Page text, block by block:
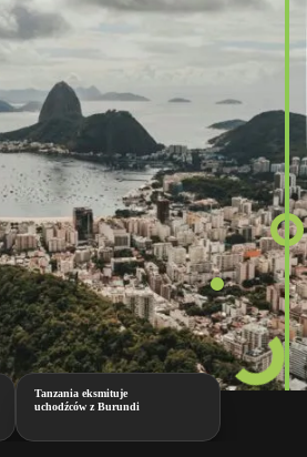
Tanzania eksmituje
uchodźców z Burundi